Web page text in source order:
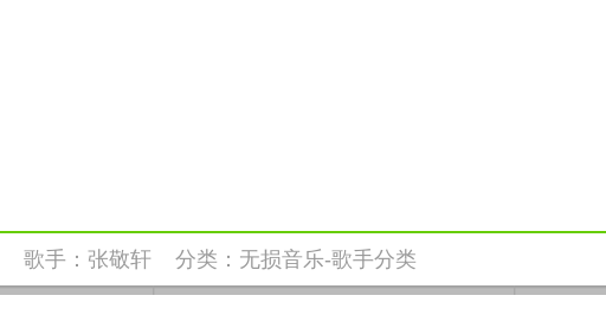
歌手： 张敬轩 分类： 无损音乐-歌手分类